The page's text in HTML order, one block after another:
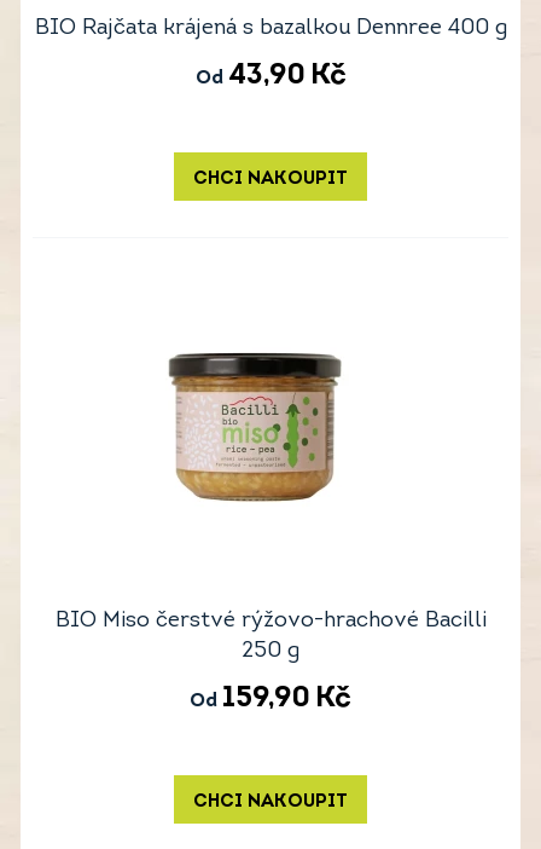
BIO Rajčata krájená s bazalkou Dennree 400 g
Od 43,90 Kč
CHCI NAKOUPIT
BIO Miso čerstvé rýžovo-hrachové Bacilli
250 g
Od 159,90 Kč
CHCI NAKOUPIT